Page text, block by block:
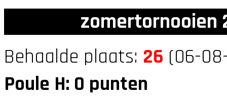
zomertornooien
Behaalde plaats: 26 (06-
Poule H: 0 punten